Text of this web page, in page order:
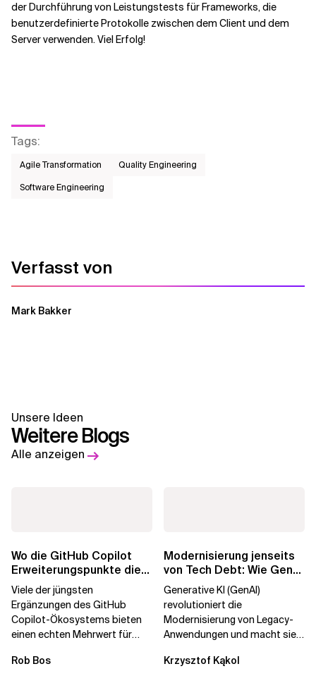
der Durchführung von Leistungstests für Frameworks, die
benutzerdefinierte Protokolle zwischen dem Client und dem
Server verwenden. Viel Erfolg!
Tags:
Agile Transformation
Quality Engineering
Software Engineering
Verfasst von
Mark Bakker
Unsere Ideen
Weitere Blogs
Alle anzeigen
Wo die GitHub Copilot
Erweiterungspunkte die
Governance brechen
Viele der jüngsten
Ergänzungen des GitHub
Copilot-Ökosystems bieten
einen echten Mehrwert für
aber auch die...
Rob Bos
Modernisierung jenseits
von Tech Debt: Wie GenAI
die
Generative KI (GenAI)
revolutioniert die
Modernisierung von Legacy-
Anwendungen und macht sie
Durch die Automatisierung...
Krzysztof Kąkol